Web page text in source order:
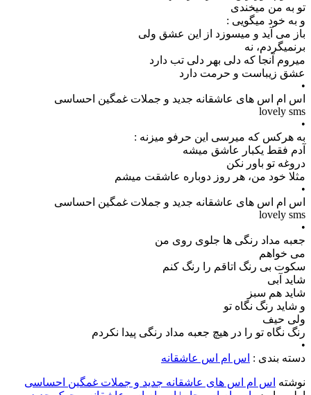
تو به من میخندی
و به خود میگویی :
باز می آید و میسوزد از این عشق ولی
برنمیگردم، نه
میروم آنجا که دلی بهر دلی تب دارد
عشق زیباست و حرمت دارد
•
اس ام اس های عاشقانه جدید و جملات غمگین احساسی
lovely sms
•
به هرکس که میرسی این حرفو میزنه :
آدم فقط یکبار عاشق میشه
دروغه تو باور نکن
مثلا خود من، هر روز دوباره عاشقت میشم
•
اس ام اس های عاشقانه جدید و جملات غمگین احساسی
lovely sms
•
جعبه مداد رنگی ها جلوی روی من
می خواهم
سکوت بی رنگ اتاقم را رنگ کنم
شاید آبی
شاید هم سبز
و شاید رنگ نگاه تو
ولی حیف
رنگ نگاه تو را در هیچ جعبه مداد رنگی پیدا نکردم
•
دسته بندی : اس ام اس عاشقانه
نوشته اس ام اس های عاشقانه جدید و جملات غمگین احساسی